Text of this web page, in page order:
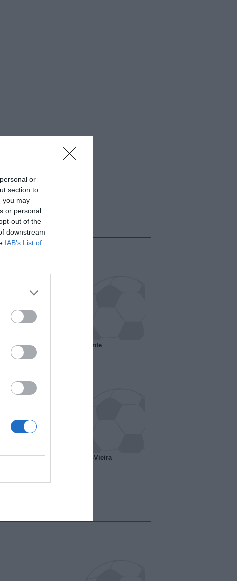
or
section to
you may
or personal
out of the
downstream
IAB’s List of
il Marsiglia senza presidente
ipotesi scambio Davids-Vieira